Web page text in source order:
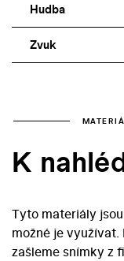
Hudba
Zvuk
K
Tyto materiály
možné je
zašleme snímky z